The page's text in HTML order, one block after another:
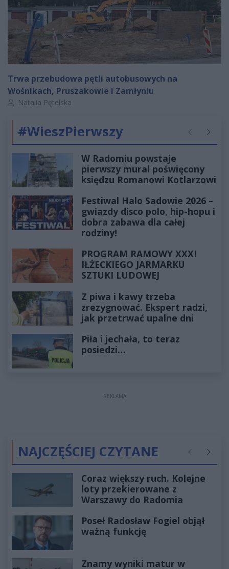
Trwa przebudowa pętli autobusowych na
Wośnikach, Pruszakowie i Zamłyniu
Autor artykułu:
Natalia Pętelska
#WieszPierwszy Poprzednie
W Radomiu powstaje
pierwszy mural poświęcony
księdzu Romanowi Kotlarzowi
Festiwal Halo Sadowie 2026 –
gwiazdy disco polo, hip-hopu i
dobra zabawa dla całej
rodziny!
PROGRAM RAMOWY XXXI
IŁŻECKIEGO JARMARKU
SZTUKI LUDOWEJ
Z piwa i kawy trzeba
zrezygnować. Ekspert radzi,
jak przetrwać upalne dni
Piła i jechała, to teraz
posiedzi…
REKLAMA
NAJCZĘŚCIEJ CZYTANE Poprzednie
Coraz większy ruch. Kolejne
loty przekierowane z
Warszawy do Radomia
Poseł Radosław Fogiel objął
ważną funkcję
Znamy wyniki matur w